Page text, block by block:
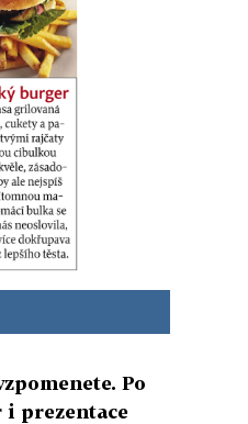
Po
i prezentace